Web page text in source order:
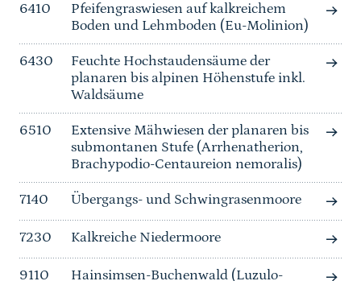
6410
Pfeifengraswiesen auf kalkreichem
Boden und Lehmboden (Eu-Molinion)
6430
Feuchte Hochstaudensäume der
planaren bis alpinen Höhenstufe inkl.
Waldsäume
6510
Extensive Mähwiesen der planaren bis
submontanen Stufe (Arrhenatherion,
Brachypodio-Centaureion nemoralis)
7140 Übergangs- und Schwingrasenmoore
7230 Kalkreiche Niedermoore
9110
Hainsimsen-Buchenwald (Luzulo-